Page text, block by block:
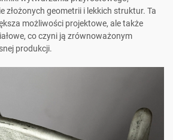
złożonych geometrii i lekkich struktur. Ta
możliwości projektowe, ale także
co czyni ją zrównoważonym
produkcji.